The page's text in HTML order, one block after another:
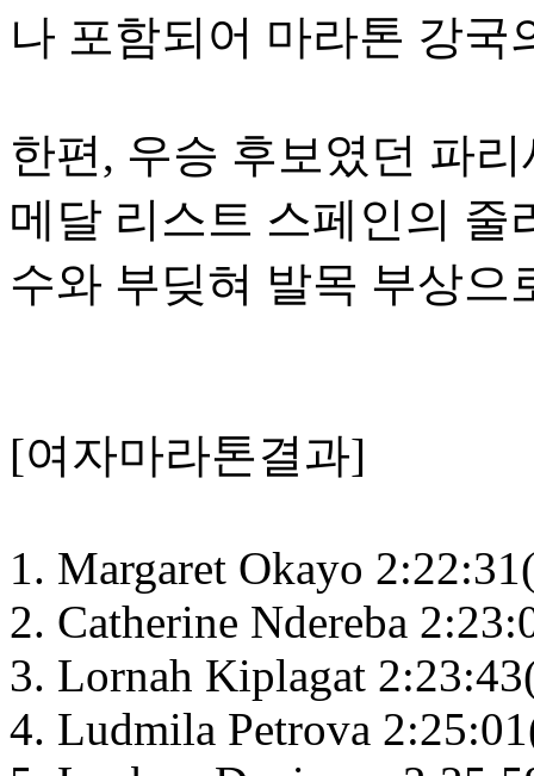
나 포함되어 마라톤 강국
한편, 우승 후보였던 파
메달 리스트 스페인의 줄
수와 부딪혀 발목 부상으
[여자마라톤결과]
1. Margaret Okayo
2. Catherine Ndereba
3. Lornah Kiplagat
4. Ludmila Petrova